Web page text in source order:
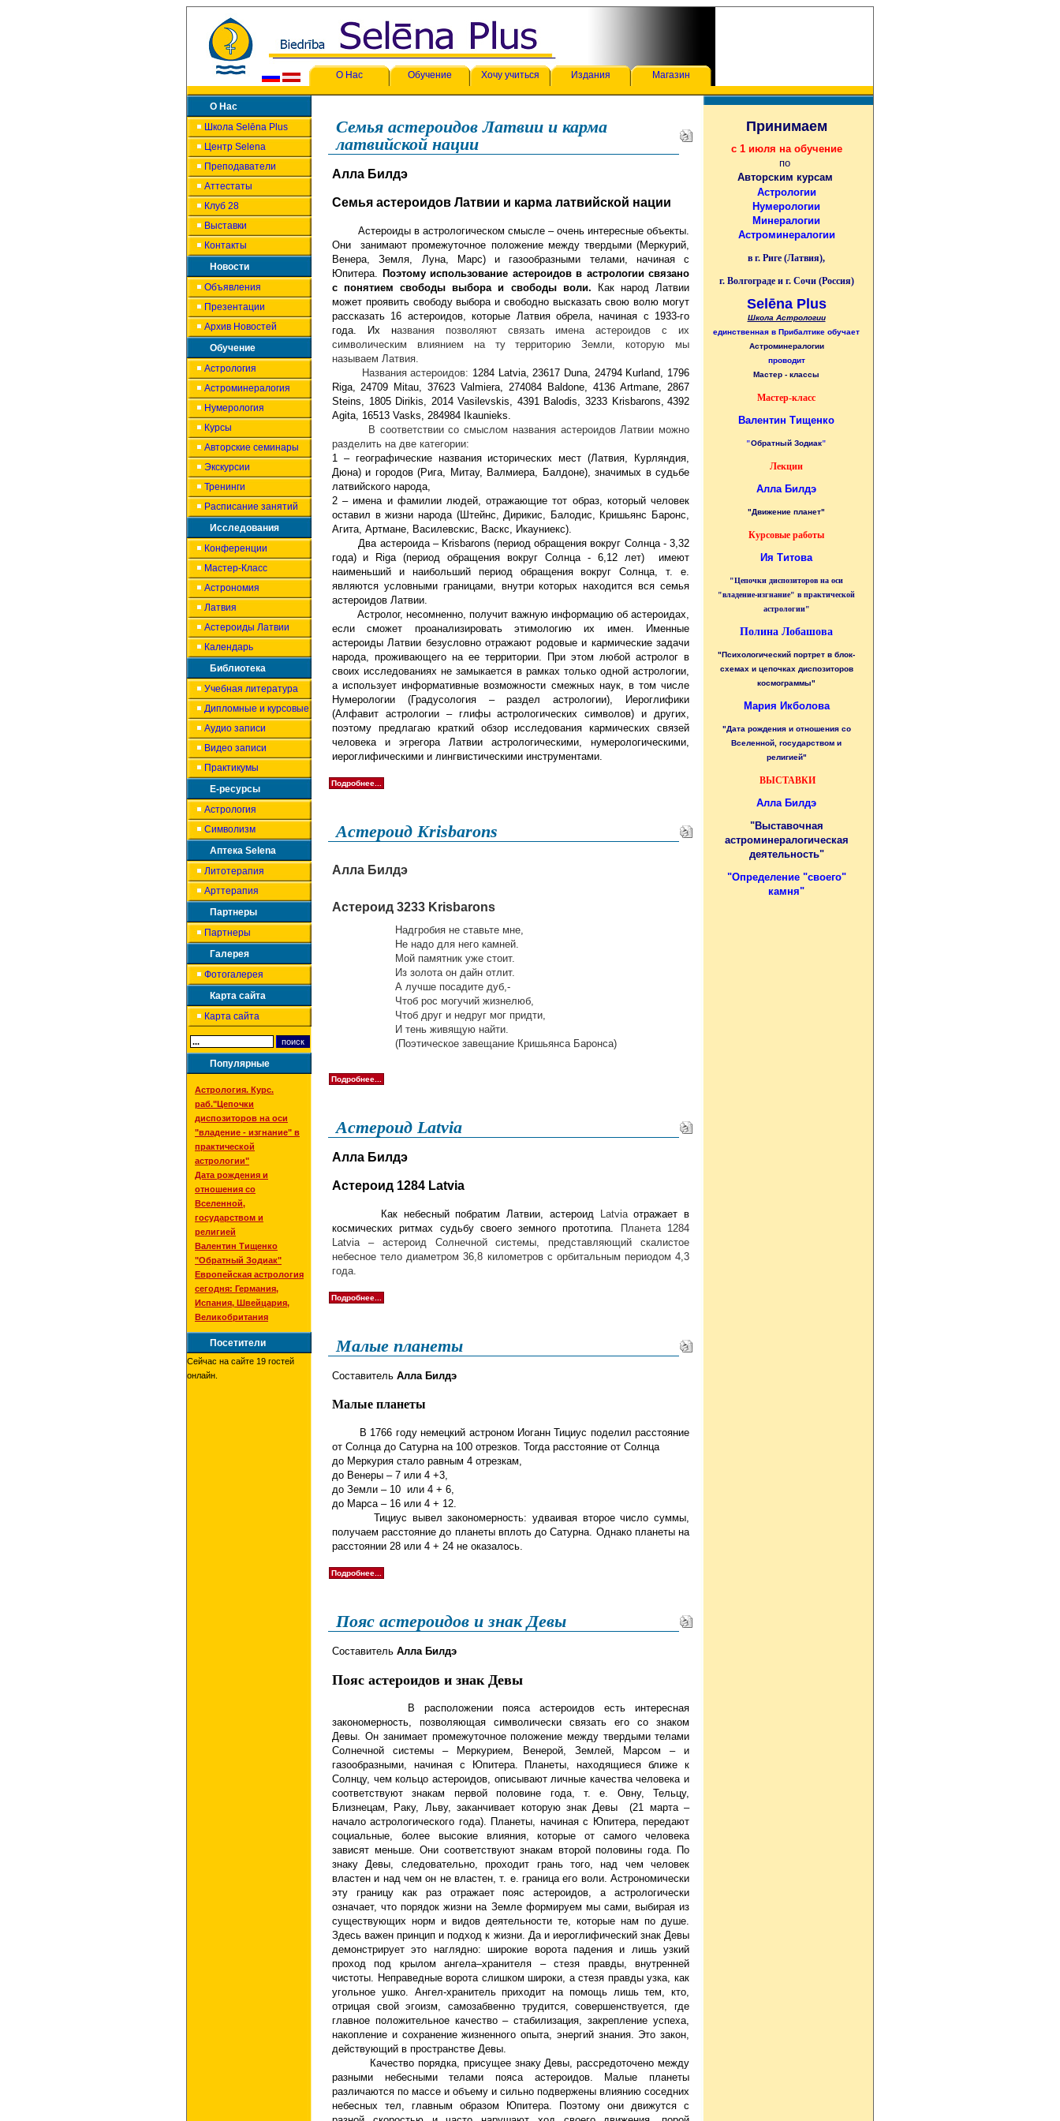
О Нас Обучение Хочу учиться Издания Магазин
О Нас
Школа Selēna Plus
Центр Selena
Преподаватели
Аттестаты
Клуб 28
Выставки
Контакты
Новости
Объявления
Презентации
Архив Новостей
Обучение
Астрология
Астроминералогия
Нумерология
Курсы
Авторские семинары
Экскурсии
Тренинги
Расписание занятий
Исследования
Конференции
Мастер-Класс
Астрономия
Латвия
Астероиды Латвии
Календарь
Библиотека
Учебная литература
Дипломные и курсовые
Аудио записи
Видео записи
Практикумы
Е-ресурсы
Астрология
Символизм
Аптека Selena
Литотерапия
Арттерапия
Партнеры
Партнеры
Галерея
Фотогалерея
Карта сайта
Карта сайта
Популярные
Астрология. Курс.
раб."Цепочки
диспозиторов на оси
"владение - изгнание" в
практической
астрологии"
Дата рождения и
отношения со
Вселенной,
государством и
религией
Валентин Тищенко
"Обратный Зодиак"
Европейская астрология
сегодня: Германия,
Испания, Швейцария,
Великобритания
Посетители
Сейчас на сайте 19 гостей
онлайн.
Семья астероидов Латвии и карма
латвийской нации
Алла Билдэ
Семья астероидов Латвии и карма латвийской нации
Астероиды в астрологическом смысле – очень интересные объекты.
Они занимают промежуточное положение между твердыми (Меркурий,
Венера, Земля, Луна, Марс) и газообразными телами, начиная с
Юпитера. Поэтому использование астероидов в астрологии связано
с понятием свободы выбора и свободы воли.
Как народ Латвии
может проявить свободу выбора и свободно высказать свою волю могут
рассказать 16 астероидов, которые Латвия обрела, начиная с 1933-го
года. Их названия позволяют связать имена астероидов с их
символическим влиянием на ту территорию Земли, которую мы
называем Латвия.
Названия астероидов: 1284 Latvia, 23617 Duna, 24794 Kurland, 1796
Riga, 24709 Mitau, 37623 Valmiera, 274084 Baldone, 4136 Artmane, 2867
Steins, 1805 Dirikis, 2014Vasilevskis, 4391 Balodis, 3233 Krisbarons, 4392
Agita, 16513 Vasks, 284984 Ikaunieks.
В соответствии со смыслом названия астероидов Латвии можно
разделить на две категории:
1 – географические названия исторических мест (Латвия, Курляндия,
Дюна) и городов (Рига, Митау, Валмиера, Балдоне), значимых в судьбе
латвийского народа,
2 – имена и фамилии людей, отражающие тот образ, который человек
оставил в жизни народа (Штейнс, Дирикис, Балодис, Кришьянс Баронс,
Агита, Артмане, Василевскис, Васкс, Икауниекс).
Два астероида – Krisbarons (период обращения вокруг Солнца -3,32
года) и Riga (период обращения вокруг Солнца - 6,12 лет)
имеют
наименьший и наибольший период обращения вокруг Солнца, т. е.
являются условными границами, внутри которых находится вся семья
астероидов Латвии.
Астролог, несомненно, получит важную информацию об астероидах,
если сможет проанализировать этимологию их имен. Именные
астероиды Латвии безусловно отражают родовые и кармические задачи
народа, проживающего на ее территории. При этом любой астролог в
своих исследованиях не замыкается в рамках только одной астрологии,
а использует информативные возможности смежных наук, в том числе
Нумерологии (Градусология – раздел астрологии), Иероглифики
(Алфавит астрологии – глифы астрологических символов) и других,
поэтому предлагаю краткий обзор исследования кармических связей
человека и эгрегора Латвии астрологическими, нумерологическими,
иероглифическими и лингвистическими инструментами.
Подробнее...
Астероид Krisbarons
Алла Билдэ
Астероид 3233 Krisbarons
Надгробия не ставьте мне,
Не надо для него камней.
Мой памятник уже стоит.
Из золота он дайн отлит.
А лучше посадите дуб,-
Чтоб рос могучий жизнелюб,
Чтоб друг и недруг мог придти,
И тень живящую найти.
(Поэтическое завещание Кришьянса Баронса)
Подробнее...
Астероид Latvia
Алла Билдэ
Астероид 1284 Latvia
Как небесный побратим Латвии, астероид Latviaотражает в
космических ритмах судьбу своего земного прототипа.
Планета 1284
Latvia – астероид Солнечной системы, представляющий скалистое
небесное тело диаметром 36,8 километров с орбитальным периодом 4,3
года.
Подробнее...
Малые планеты
Составитель Алла Билдэ
Малые планеты
В 1766 году немецкий астроном Иоганн Тициус поделил расстояние
от Солнца до Сатурна на 100 отрезков. Тогда расстояние от Солнца
до Меркурия стало равным 4 отрезкам,
до Венеры – 7 или 4 +3,
до Земли – 10 или 4 + 6,
до Марса – 16 или 4 + 12.
Тициус вывел закономерность: удваивая второе число суммы,
получаем расстояние до планеты вплоть до Сатурна. Однако планеты на
расстоянии 28 или 4 + 24 не оказалось.
Подробнее...
Пояс астероидов и знак Девы
Составитель Алла Билдэ
Пояс астероидов и знак Девы
В расположении пояса астероидов есть интересная
закономерность, позволяющая символически связать его со знаком
Девы. Он занимает промежуточное положение между твердыми телами
Солнечной системы – Меркурием, Венерой, Землей, Марсом – и
газообразными, начиная с Юпитера. Планеты, находящиеся ближе к
Солнцу, чем кольцо астероидов, описывают личные качества человека и
соответствуют знакам первой половине года, т. е. Овну, Тельцу,
Близнецам, Раку, Льву, заканчивает которую знак Девы (21 марта –
начало астрологического года). Планеты, начиная с Юпитера, передают
социальные, более высокие влияния, которые от самого человека
зависят меньше. Они соответствуют знакам второй половины года. По
знаку Девы, следовательно, проходит грань того, над чем человек
властен и над чем он не властен, т. е. граница его воли. Астрономически
эту границу как раз отражает пояс астероидов, а астрологически
означает, что порядок жизни на Земле формируем мы сами, выбирая из
существующих норм и видов деятельности те, которые нам по душе.
Здесь важен принцип и подход к жизни. Да и иероглифический знак Девы
демонстрирует это наглядно: широкие ворота падения и лишь узкий
проход под крылом ангела–хранителя – стезя правды, внутренней
чистоты. Неправедные ворота слишком широки, а стезя правды узка, как
угольное ушко. Ангел-хранитель приходит на помощь лишь тем, кто,
отрицая свой эгоизм, самозабвенно трудится, совершенствуется, где
главное положительное качество – стабилизация, закрепление успеха,
накопление и сохранение жизненного опыта, энергий знания. Это закон,
действующий в пространстве Девы.
Качество порядка, присущее знаку Девы, рассредоточено между
разными небесными телами пояса астероидов. Малые планеты
различаются по массе и объему и сильно подвержены влиянию соседних
небесных тел, главным образом Юпитера. Поэтому они движутся с
Принимаем
с 1 июля на обучение
по
Авторским курсам
Астрологии
Нумерологии
Минералогии
Астроминералогии
в г. Риге (Латвия),
г. Волгограде и г. Сочи (Россия)
Selēna Plus
Школа Астрологии
единственная в Прибалтике обучает
Астроминералогии
проводит
Мастер - классы
Мастер-класс
Валентин Тищенко
"Обратный Зодиак"
Лекции
Алла Билдэ
"Движение планет"
Курсовые работы
Ия Титова
"Цепочки диспозиторов на оси
"владение-изгнание" в практической
астрологии"
Полина Лобашова
"Психологический портрет в блок-
схемах и цепочках диспозиторов
космограммы"
Мария Икболова
"Дата рождения и отношения со
Вселенной, государством и
религией"
ВЫСТАВКИ
Алла Билдэ
"Выставочная
астроминералогическая
деятельность"
"Определение "своего"
камня"